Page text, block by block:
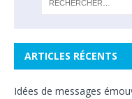
ARTICLES RÉCENTS
Idées de messages